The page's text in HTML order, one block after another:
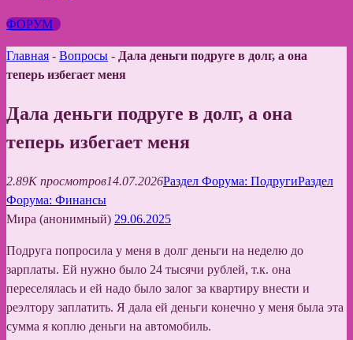
ФОРУМ
Главная - Вопросы - Дала деньги подруге в долг, а она
теперь избегает меня
Дала деньги подруге в долг, а она
теперь избегает меня
2.89K просмотров14.07.2026Раздел Форума: ПодругиРаздел
Форума: Финансы
Мира (анонимный) 29.06.2025
Подруга попросила у меня в долг деньги на неделю до
зарплаты. Ей нужно было 24 тысячи рублей, т.к. она
переселялась и ей надо было залог за квартиру внести и
реэлтору заплатить. Я дала ей деньги конечно у меня была эта
сумма я коплю деньги на автомобиль.